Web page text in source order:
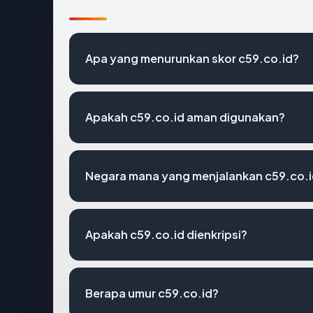
Apa yang menurunkan skor c59.co.id?
Apakah c59.co.id aman digunakan?
Negara mana yang menjalankan
Apakah c59.co.id dienkripsi?
Berapa umur c59.co.id?